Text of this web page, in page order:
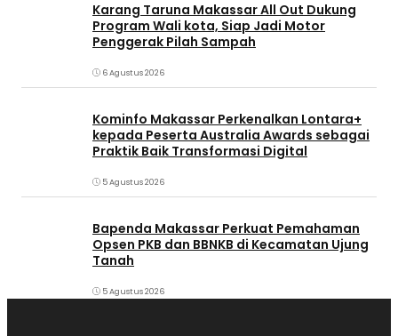
Karang Taruna Makassar All Out Dukung
Program Wali kota, Siap Jadi Motor
Penggerak Pilah Sampah
6 Agustus 2026
Kominfo Makassar Perkenalkan Lontara+
kepada Peserta Australia Awards sebagai
Praktik Baik Transformasi Digital
5 Agustus 2026
Bapenda Makassar Perkuat Pemahaman
Opsen PKB dan BBNKB di Kecamatan Ujung
Tanah‎
5 Agustus 2026